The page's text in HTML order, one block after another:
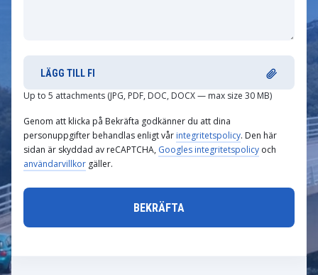
LÄGG TILL FI
Up to 5 attachments (JPG, PDF, DOC, DOCX — max size 30 MB)
Genom att klicka på Bekräfta godkänner du att dina
personuppgifter behandlas enligt vår integritetspolicy. Den här
sidan är skyddad av reCAPTCHA, Googles integritetspolicy och
användarvillkor gäller.